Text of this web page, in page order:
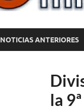
NOTICIAS ANTERIORES
la